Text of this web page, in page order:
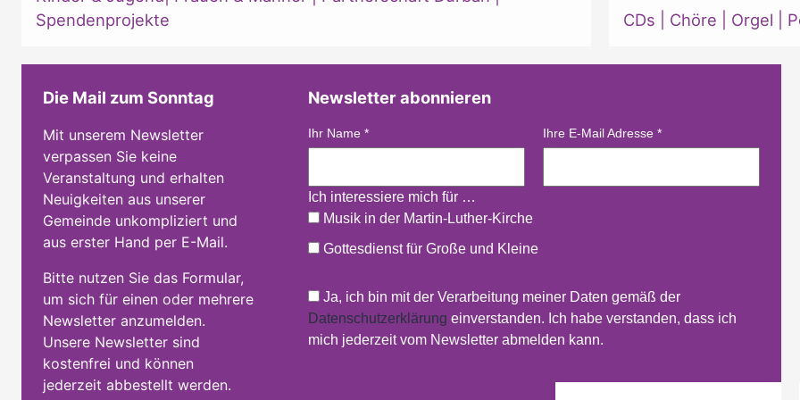
Spendenprojekte
CDs Chöre Orgel
Die Mail zum Sonntag
Mit unserem Newsletter
verpassen Sie keine
Veranstaltung und erhalten
Neuigkeiten aus unserer
Gemeinde unkompliziert und
aus erster Hand per E-Mail.
Bitte nutzen Sie das Formular,
um sich für einen oder mehrere
Newsletter anzumelden.
Unsere Newsletter sind
kostenfrei und können
jederzeit abbestellt werden.
Newsletter abonnieren
Ihr Name * Ihre E-Mail Adresse *
Ich interessiere mich für …
Musik in der Martin-Luther-Kirche
Gottesdienst für Große und Kleine
Ja, ich bin mit der Verarbeitung meiner Daten gemäß der
Datenschutzerklärung einverstanden. Ich habe verstanden, dass ich
mich jederzeit vom Newsletter abmelden kann.